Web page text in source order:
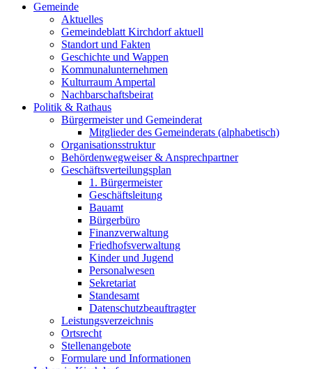
Gemeinde
Aktuelles
Gemeindeblatt Kirchdorf aktuell
Standort und Fakten
Geschichte und Wappen
Kommunalunternehmen
Kulturraum Ampertal
Nachbarschaftsbeirat
Politik & Rathaus
Bürgermeister und Gemeinderat
Mitglieder des Gemeinderats (alphabetisch)
Organisationsstruktur
Behördenwegweiser & Ansprechpartner
Geschäftsverteilungsplan
1. Bürgermeister
Geschäftsleitung
Bauamt
Bürgerbüro
Finanzverwaltung
Friedhofsverwaltung
Kinder und Jugend
Personalwesen
Sekretariat
Standesamt
Datenschutzbeauftragter
Leistungsverzeichnis
Ortsrecht
Stellenangebote
Formulare und Informationen